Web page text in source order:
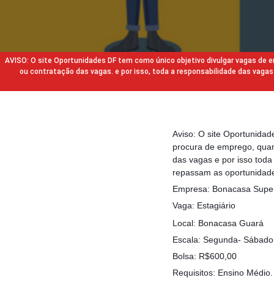
AVISO: O site Oportunidades DF tem como único objetivo divulgar vagas
ou contratação das vagas. e por isso, toda a responsabilidade das
Aviso: O site
procura de emprego,
das vagas e por isso
repassam as
Empresa: Bonacasa
Vaga: Estagiário
Local: Bonacasa Guará
Escala: Segunda- Sábado
Bolsa: R$600,00
Requisitos: Ensino